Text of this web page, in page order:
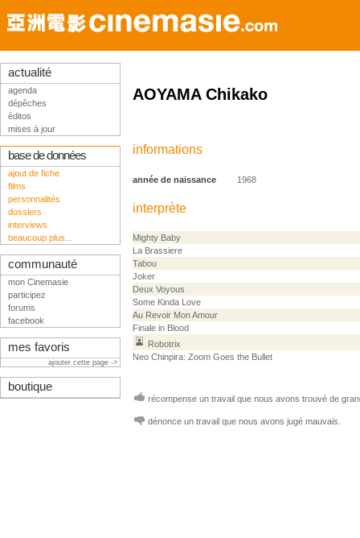
AOYAMA Chikako
informations
année de naissance 1968
interprète
Mighty Baby
La Brassiere
Tabou
Joker
Deux Voyous
Some Kinda Love
Au Revoir Mon Amour
Finale in Blood
Robotrix
Neo Chinpira: Zoom Goes the Bullet
récompense un travail que nous avons trouvé de
dénonce un travail que nous avons jugé mauvais.
actualité
agenda
dépêches
éditos
mises à jour
base de données
ajout de fiche
films
personnalités
dossiers
interviews
beaucoup plus...
communauté
mon Cinemasie
participez
forums
facebook
mes favoris
ajouter cette page ->
boutique